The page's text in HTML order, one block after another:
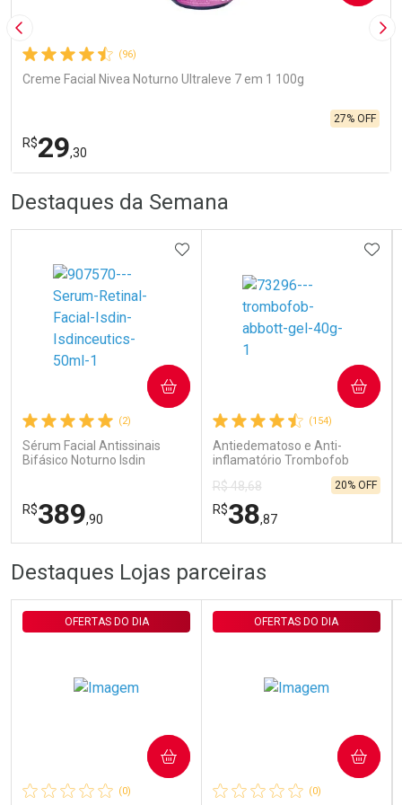
Imagem Anterior
(96)
Creme Facial Nivea Noturno Ultraleve 7 em 1 100g
R$29,30
27% OFF
Laboratório
Comprar sem Desconto
Por R$ 29,30/cada
Por Menos
Comprar sem Desconto
Por R$ 29,30/cada
Destaques da Semana
(2)
Sérum Facial Antissinais
Bifásico Noturno Isdin
R$389,90
ADICIONAR AOS FAVORITOS
COMPRAR
FECHAR
Laboratório
FECHAR
Por Menos
(154)
Antiedematoso e Anti-
inflamatório Trombofob
R$ 48,68
R$38,87
20% OFF
COMPRAR
Destaques Lojas parceiras
(0)
OFERTAS DO DIA
COMPRAR
(0)
OFERTAS DO DIA
COMPRAR